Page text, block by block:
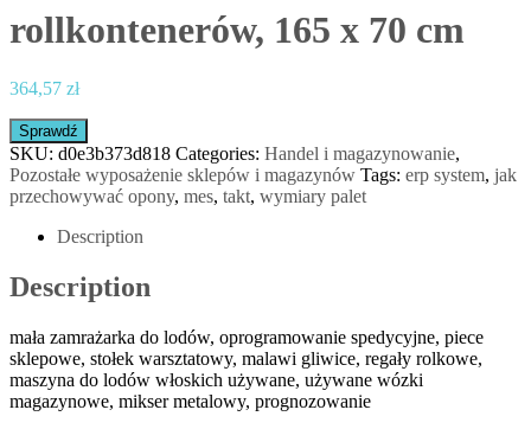
rollkontenerów, 165 x 70 cm
364,57 zł
Sprawdź
SKU: d0e3b373d818 Categories: Handel i magazynowanie,
Pozostałe wyposażenie sklepów i magazynów Tags: erp system, jak
przechowywać opony, mes, takt, wymiary palet
Description
Description
mała zamrażarka do lodów, oprogramowanie spedycyjne, piece
sklepowe, stołek warsztatowy, malawi gliwice, regały rolkowe,
maszyna do lodów włoskich używane, używane wózki
magazynowe, mikser metalowy, prognozowanie